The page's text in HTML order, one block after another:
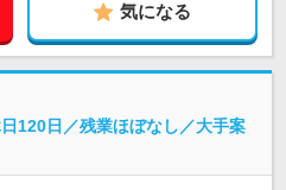
気になる
120日／残業ほぼなし／大手案